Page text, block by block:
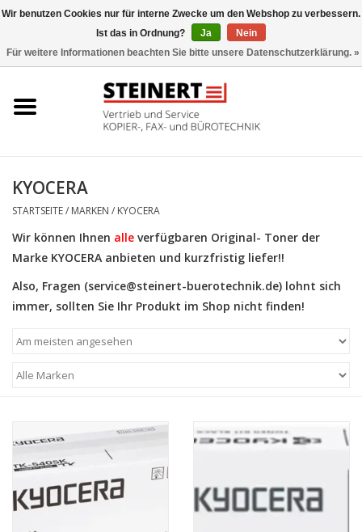
Büromaschinen- Service
Toner
Büromaschinen
Marken
KYOCERA
STARTSEITE/ MARKEN / KYOCERA
Wir können Ihnen alle verfügbaren Original- Toner der
Marke KYOCERA anbieten und kurzfristig liefer!!
Also, Fragen (service@steinert-buerotechnik.de) lohnt sich
immer, sollten Sie Ihr Produkt im Shop nicht finden!
Wir benutzen Cookies nur für interne Zwecke um den Webshop zu verbessern.
Ist das in Ordnung?
Ja
Nein
Für weitere Informationen beachten Sie bitte unsere Datenschutzerklärung. »